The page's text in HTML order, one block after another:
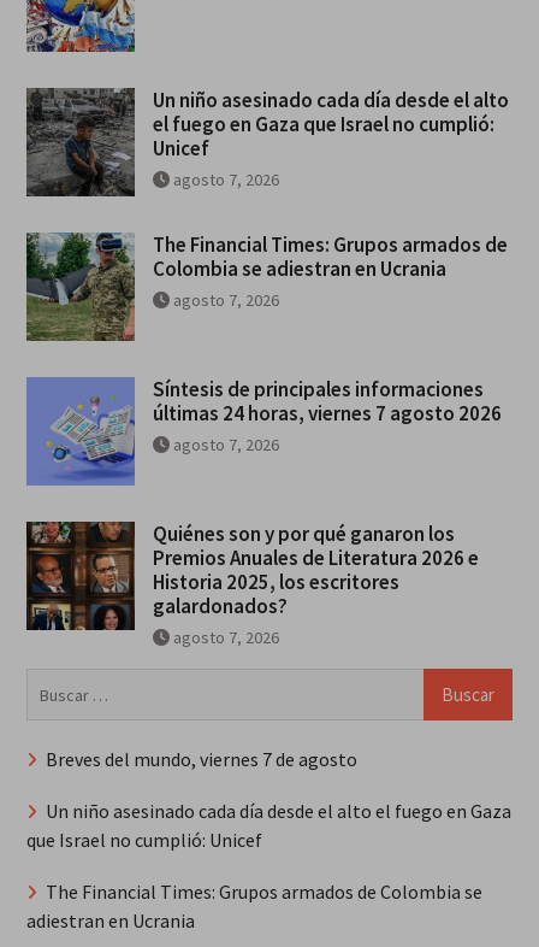
Un niño asesinado cada día desde el alto
el fuego en Gaza que Israel no cumplió:
Unicef
agosto 7, 2026
The Financial Times: Grupos armados de
Colombia se adiestran en Ucrania
agosto 7, 2026
Síntesis de principales informaciones
últimas 24 horas, viernes 7 agosto 2026
agosto 7, 2026
Quiénes son y por qué ganaron los
Premios Anuales de Literatura 2026 e
Historia 2025, los escritores
galardonados?
agosto 7, 2026
Breves del mundo, viernes 7 de agosto
Un niño asesinado cada día desde el alto el fuego en Gaza
que Israel no cumplió: Unicef
The Financial Times: Grupos armados de Colombia se
adiestran en Ucrania